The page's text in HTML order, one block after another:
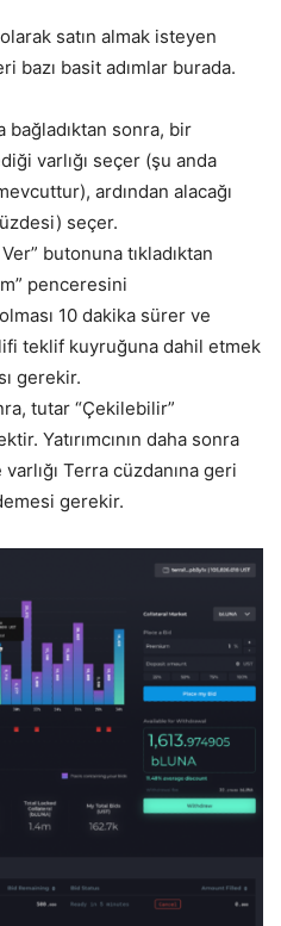
satın almak isteyen
bazı basit adımlar burada.
bağladıktan sonra, bir
varlığı seçer (şu anda
ardından alacağı
seçer.
butonuna tıkladıktan
penceresini
10 dakika sürer ve
teklif kuyruğuna dahil etmek
gerekir.
tutar “Çekilebilir”
Yatırımcının daha sonra
Terra cüzdanına geri
gerekir.